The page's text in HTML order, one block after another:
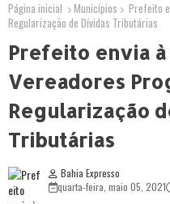
Página inicial Municípios
Prefeito
Regularização de Dívidas Tributárias
Prefeito envia à
Vereadores
Regularização
Tributárias
Bahia Expresso
quarta-feira, maio 05, 2021